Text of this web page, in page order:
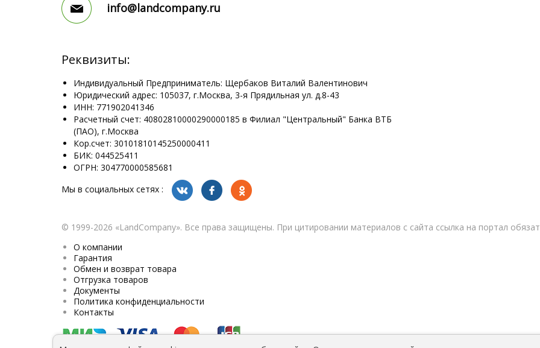
info@landcompany.ru
Реквизиты:
Индивидуальный Предприниматель: Щербаков Виталий Валентинович
Юридический адрес: 105037, г.Москва, 3-я Прядильная ул. д.8-43
ИНН: 771902041346
Расчетный счет: 40802810000290000185 в Филиал "Центральный" Банка ВТБ
(ПАО), г.Москва
Кор.счет: 30101810145250000411
БИК: 044525411
ОГРН: 304770000585681
Мы в социальных сетях :
© 1999-2026 «LandСompany». Все права защищены. При цитировании материалов с сайта ссылка на портал
О компании
Гарантия
Обмен и возврат товара
Отгрузка товаров
Документы
Политика конфиденциальности
Контакты